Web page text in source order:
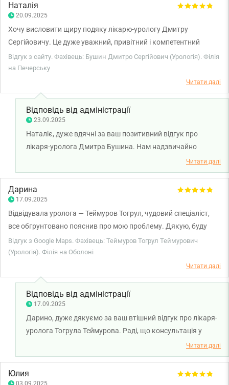
Наталія
20.09.2025
Хочу висловити щиру подяку лікарю-урологу Дмитру
Сергійовичу. Це дуже уважний, привітний і компетентний
спеціаліст. З першої хвилини спілкування відчувається його
щира зацікавленість у проблемі пацієнта, він уважно
вислуховує, пояснює все доступно та зрозуміло. Дуже
приємна людина з гарною енергетикою, яка викликає довіру і
спокій. Приємно бачити молодого лікаря з таким професійним
підходом і щирим ставленням до людей. Рекомендую!
Відгук з сайту. Фахівець: Бушин Дмитро Сергійович (Урологія). Філія
на Печерську
Читати далі
Відповідь від адміністрації
23.09.2025
Наталіє, дуже вдячні за ваш позитивний відгук про
лікаря-уролога Дмитра Бушина. Нам надзвичайно
приємно чути, що ви відчули турботу та професійність
лікаря вже з перших хвилин спілкування. Обов’язково
передамо ваші слова лікарю — для нього це найкраща
мотивація. Бажаємо вам міцного здоров'я!
Читати далі
Дарина
17.09.2025
Відвідувала уролога — Теймуров Тогрул, чудовий спеціаліст,
все обгрунтовано пояснив про мою проблему. Дякую, буду
звертатись ще👌🏻
Відгук з Google Maps. Фахівець: Теймуров Тогрул Теймурович
(Урологія). Філія на Оболоні
Читати далі
Відповідь від адміністрації
17.09.2025
Дарино, дуже дякуємо за ваш втішний відгук про лікаря-
уролога Тогрула Теймурова. Раді, що консультація у
лікаря була для вас зрозумілою та корисною. Бажаємо
вам міцного здоров'я!
Читати далі
Юлия
03.09.2025